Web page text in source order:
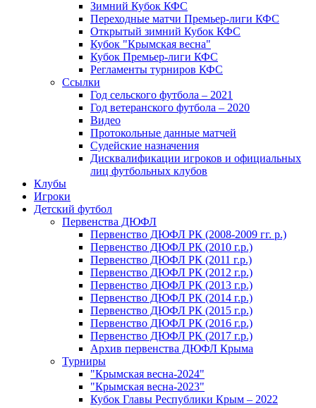
Зимний Кубок КФС
Переходные матчи Премьер-лиги КФС
Открытый зимний Кубок КФС
Кубок "Крымская весна"
Кубок Премьер-лиги КФС
Регламенты турниров КФС
Ссылки
Год сельского футбола – 2021
Год ветеранского футбола – 2020
Видео
Протокольные данные матчей
Судейские назначения
Дисквалификации игроков и официальных
лиц футбольных клубов
Клубы
Игроки
Детский футбол
Первенства ДЮФЛ
Первенство ДЮФЛ РК (2008-2009 гг. р.)
Первенство ДЮФЛ РК (2010 г.р.)
Первенство ДЮФЛ РК (2011 г.р.)
Первенство ДЮФЛ РК (2012 г.р.)
Первенство ДЮФЛ РК (2013 г.р.)
Первенство ДЮФЛ РК (2014 г.р.)
Первенство ДЮФЛ РК (2015 г.р.)
Первенство ДЮФЛ РК (2016 г.р.)
Первенство ДЮФЛ РК (2017 г.р.)
Архив первенства ДЮФЛ Крыма
Турниры
"Крымская весна-2024"
"Крымская весна-2023"
Кубок Главы Республики Крым – 2022